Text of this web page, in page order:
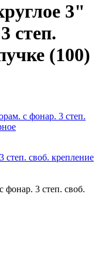
3"
степ.
(100)
с фонар. 3 степ.
степ. своб. крепление
фонар. 3 степ. своб.